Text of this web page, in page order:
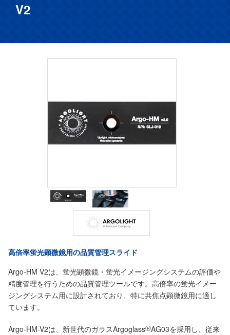
V2
高倍率蛍光顕微鏡用の品質管理スライド
Argo-HM V2は、蛍光顕微鏡・蛍光イメージングシステムの評価や
精度管理を行うための品質管理ツールです。高倍率の蛍光イメー
ジングシステム用に設計されており、特に共焦点顕微鏡用に適し
ています。
Argo-HM-V2は、新世代のガラスArgoglassⓇAG03を採用し、従来